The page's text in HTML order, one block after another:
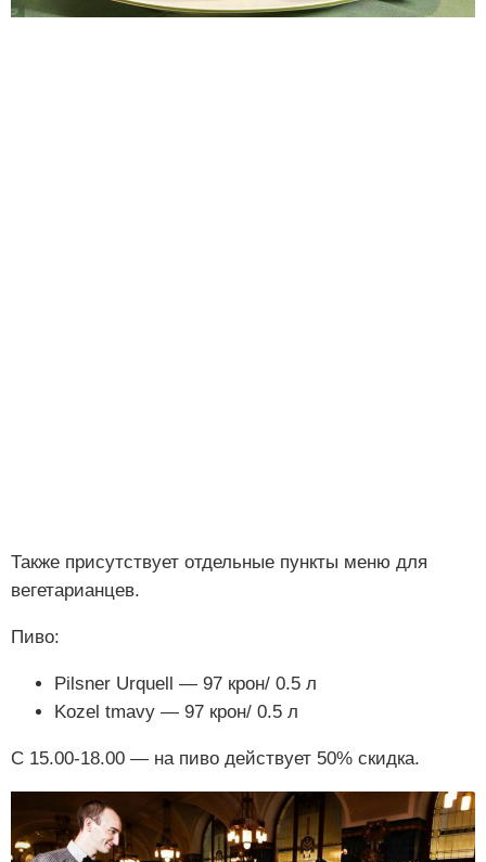
Также присутствует отдельные пункты меню для
вегетарианцев.
Пиво:
Pilsner Urquell — 97 крон/ 0.5 л
Kozel tmavy — 97 крон/ 0.5 л
С 15.00-18.00 — на пиво действует 50% скидка.